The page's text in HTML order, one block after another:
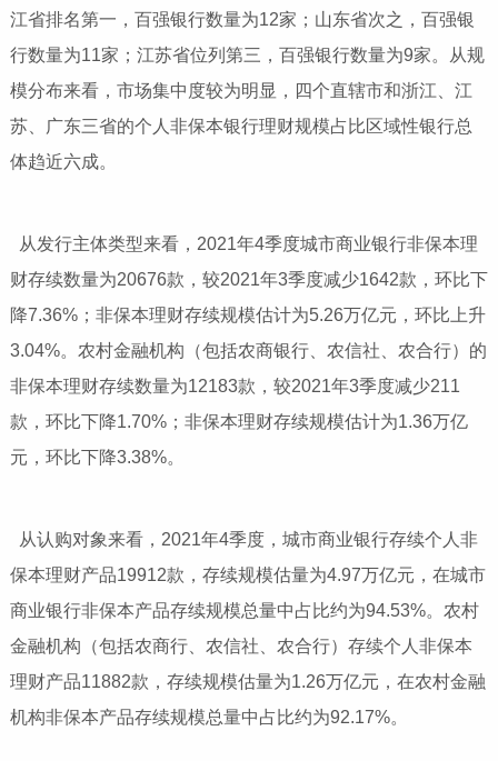
江省排名第一，百强银行数量为12家；山东省次之，百强银
行数量为11家；江苏省位列第三，百强银行数量为9家。从规
模分布来看，市场集中度较为明显，四个直辖市和浙江、江
苏、广东三省的个人非保本银行理财规模占比区域性银行总
体趋近六成。
从发行主体类型来看，2021年4季度城市商业银行非保本理
财存续数量为20676款，较2021年3季度减少1642款，环比下
降7.36%；非保本理财存续规模估计为5.26万亿元，环比上升
3.04%。农村金融机构（包括农商银行、农信社、农合行）的
非保本理财存续数量为12183款，较2021年3季度减少211
款，环比下降1.70%；非保本理财存续规模估计为1.36万亿
元，环比下降3.38%。
从认购对象来看，2021年4季度，城市商业银行存续个人非
保本理财产品19912款，存续规模估量为4.97万亿元，在城市
商业银行非保本产品存续规模总量中占比约为94.53%。农村
金融机构（包括农商行、农信社、农合行）存续个人非保本
理财产品11882款，存续规模估量为1.26万亿元，在农村金融
机构非保本产品存续规模总量中占比约为92.17%。